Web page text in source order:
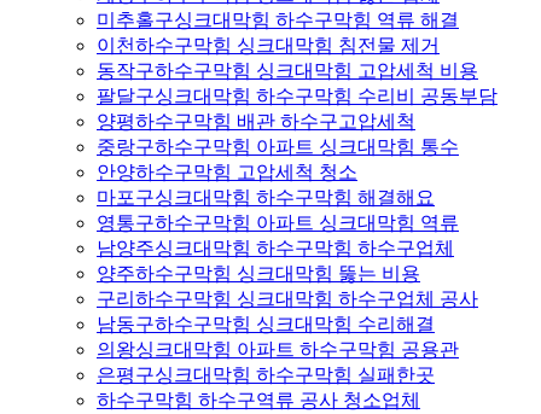
미추홀구싱크대막힘 하수구막힘 역류 해결
이천하수구막힘 싱크대막힘 침전물 제거
동작구하수구막힘 싱크대막힘 고압세척 비용
팔달구싱크대막힘 하수구막힘 수리비 공동부담
양평하수구막힘 배관 하수구고압세척
중랑구하수구막힘 아파트 싱크대막힘 통수
안양하수구막힘 고압세척 청소
마포구싱크대막힘 하수구막힘 해결해요
영통구하수구막힘 아파트 싱크대막힘 역류
남양주싱크대막힘 하수구막힘 하수구업체
양주하수구막힘 싱크대막힘 뚫는 비용
구리하수구막힘 싱크대막힘 하수구업체 공사
남동구하수구막힘 싱크대막힘 수리해결
의왕싱크대막힘 아파트 하수구막힘 공용관
은평구싱크대막힘 하수구막힘 실패한곳
하수구막힘 하수구역류 공사 청소업체